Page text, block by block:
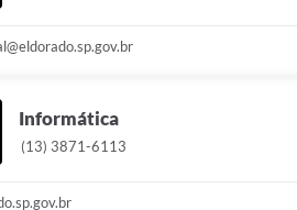
Informática
(13) 3871-6113